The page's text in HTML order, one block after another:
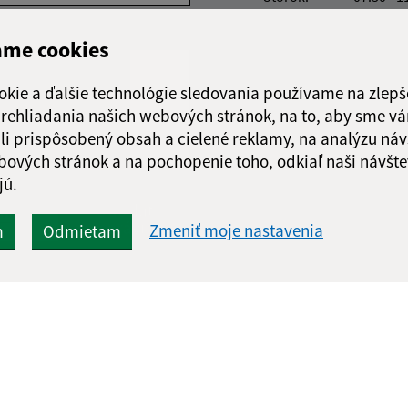
cookies
a ďalšie technológie sledovania používame na
našich webových stránok, na to, aby sme
prispôsobený obsah a cielené reklamy, na analýzu
stránok a na pochopenie toho, odkiaľ naši
Odmietam Zmeniť moje nastavenia
Odoslať
správu
Obedňajšia